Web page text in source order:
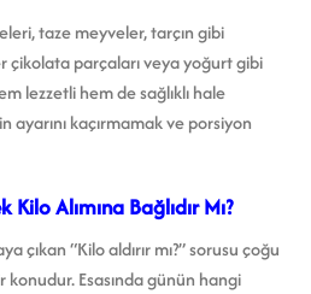
taze meyveler, tarçın gibi
parçaları veya yoğurt gibi
lezzetli hem de sağlıklı hale
kaçırmamak ve porsiyon
Alımına Bağlıdır Mı?
çıkan “Kilo aldırır mı?” sorusu çoğu
konudur. Esasında günün hangi